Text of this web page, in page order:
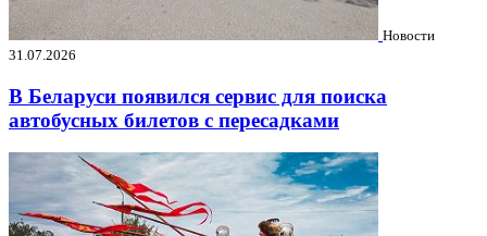
Новости
31.07.2026
В Беларуси появился сервис для поиска
автобусных билетов с пересадками